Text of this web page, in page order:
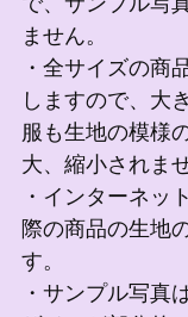
ません。
・全サイズの商
しますので、大
服も生地の模様
大、縮小されませ
・インターネッ
際の商品の生地
す。
・サンプル写真